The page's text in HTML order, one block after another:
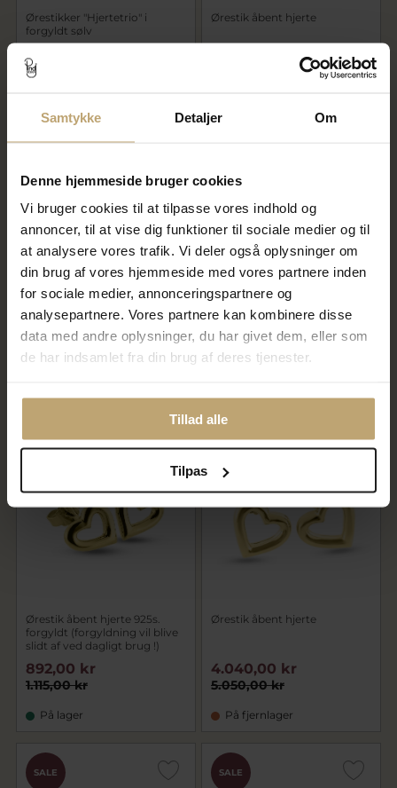
Samtykke Detaljer Om
Denne hjemmeside bruger cookies
Vi bruger cookies til at tilpasse vores indhold og
annoncer, til at vise dig funktioner til sociale medier og til
at analysere vores trafik. Vi deler også oplysninger om
din brug af vores hjemmeside med vores partnere inden
for sociale medier, annonceringspartnere og
analysepartnere. Vores partnere kan kombinere disse
data med andre oplysninger, du har givet dem, eller som
de har indsamlet fra din brug af deres tjenester.
Tillad alle
Tilpas
Ørestikker "Hjertetrio" i
forgyldt sølv
1.115,00 kr
892,00 kr
Ørestik åbent hjerte
Øreringe med åbent hjerte, i
barket forgyldt sølv
732,00 kr
På lager
Ørestikker åbent hjerte i
forgyldt sølv
660,00 kr
På lager
Ørestik åbent hjerte 925s.
forgyldt (forgyldning vil blive
slidt af ved dagligt brug !)
1.115,00 kr
892,00 kr
På lager
Ørestik åbent hjerte
5.050,00 kr
4.040,00 kr
På fjernlager
SALE SALE